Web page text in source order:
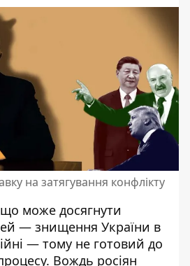
на затягування конфлікту
може досягнути
— знищення України в
— тому не готовий до
Вождь росіян